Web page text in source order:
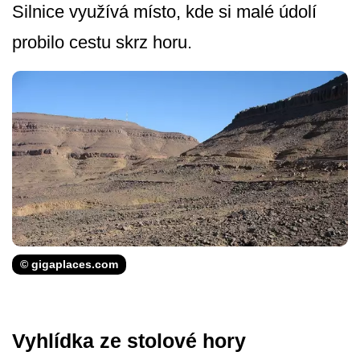
Silnice využívá místo, kde si malé údolí
probilo cestu skrz horu.
© gigaplaces.com
Vyhlídka ze stolové hory